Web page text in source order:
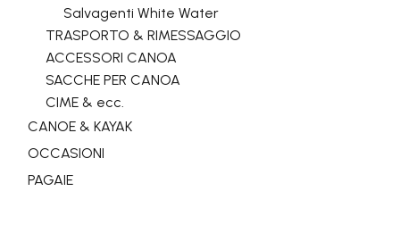
Salvagenti White Water
TRASPORTO & RIMESSAGGIO
ACCESSORI CANOA
SACCHE PER CANOA
CIME & ecc.
CANOE & KAYAK
OCCASIONI
PAGAIE